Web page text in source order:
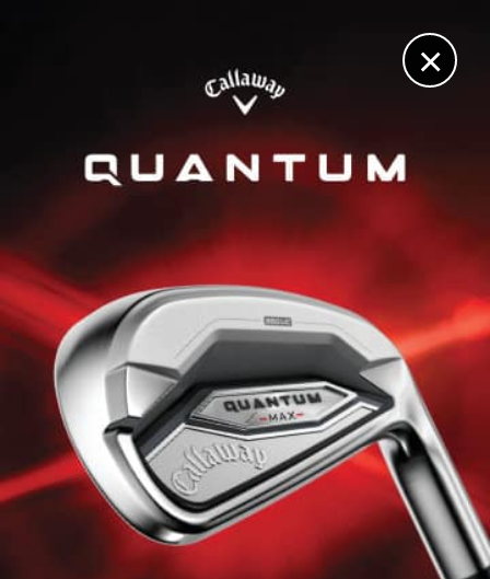
×
PRO-AM
Une édition de rêve pour la 32ème édition du Pro Am
international de la Côte d’Opale
13 MAI 2025